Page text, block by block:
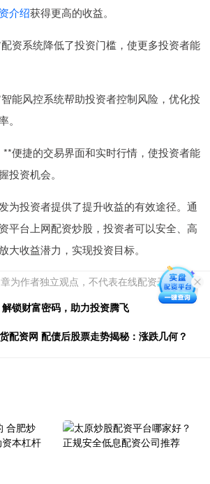
介绍获得更高的收益。
资系统降低了投资门槛，使更多投资者能
能风控系统帮助投资者控制风险，优化投
便捷的交易界面和实时行情，使投资者能
投资机会。
为投资者提供了提升收益的有效途径。通
平台上网配资炒股，投资者可以安全、高
大收益潜力，实现投资目标。
为作者独立观点，不代表在线配资开户观点
锁财富密码，助力投资腾飞
配资网 配债后股票走势揭秘：涨跌几何？